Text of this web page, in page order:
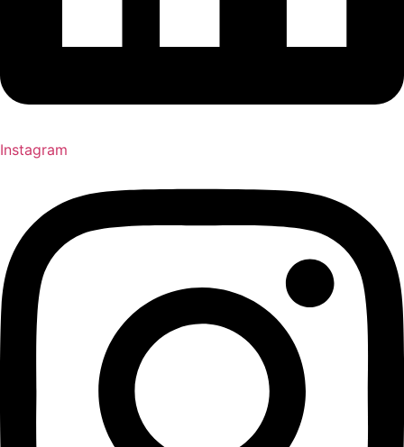
Instagram